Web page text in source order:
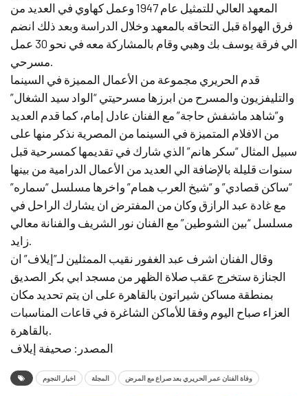
المعهد العالي للتمثيل عام 1947 وعمل كهاوي في العديد من
فرق الهواة قبل التحاقه بالمعهد وخلال الدراسة وبعد ذلك انضم
الي فرقة يوسف بك وهبي وقام بالمشاركة معه في نحو 30 عمل
مسرحي.
قدم الحريري مجموعة من الأعمال المميزة في السينما
والتليفزيون والمسرح من ابرزها مسرحيتي “الواد سيد الشغال”
و”شاهد ماشفش حاجة” مع الفنان عادل إمام، كما قدم العديد
من الافلام المتميزة في السينما من المصرية نذكر منها على
سبيل المثال “سكر هانم” الذي شارك في تقديمها كمسرحية قبل
سنوات قليلة بالإضافة الي العديد من الأعمال الدرامية من بينها
“ساكن قصادي” و “شيخ العرب همام” واخرها مسلسل “سماره”
مع غادة عبد الرازق وكان من المفترض ان يشارك الراحل في
مسلسل “بين الشوطين” مع الفنان نور الشريف والفنانة معالي
زايد.
وقال الفنان اشرف عبد الغفور نقيب الممثلين لـ”إيلاف” ان
الجنازة ستخرج عقب صلاة الظهر من مسجد ابي بكر الصديق
بمنطقة مساكن شيراتون بالقاهرة على ان يتم تحديد مكان
العزاء صباح اليوم وفقا للأماكن الشاغرة في قاعات المناسبات
بالقاهرة.
المصدر: صحيفة إيلاف
اخبار النجوم المجلة وفاة الفنان عمر الحريري بعد صراع مع المرض